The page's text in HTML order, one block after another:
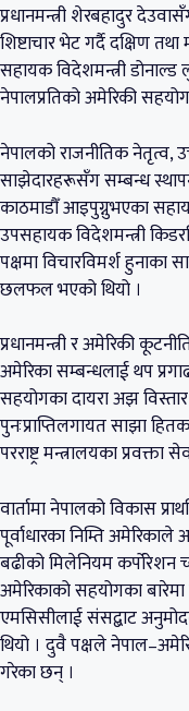
प्रधानमन्त्री शेरबहादुर
शिष्टाचार भेट गर्दै दक्षिण
सहायक विदेशमन्त्री
नेपालप्रतिको अमेरिकी
नेपालको राजनीतिक नेतृत्व,
साझेदारहरूसँग सम्बन्ध
काठमाडौँ आइपुग्नुभएका
उपसहायक विदेशमन्त्री
पक्षमा विचारविमर्श हुनाका
छलफल भएको थियो ।
प्रधानमन्त्री र अमेरिकी
अमेरिका सम्बन्धलाई थप
सहयोगका दायरा अझ
पुनःप्राप्तिलगायत साझा
परराष्ट्र मन्त्रालयका
वार्तामा नेपालको विकास
पूर्वाधारका निम्ति
बढीको मिलेनियम कर्पोरेशन
अमेरिकाको सहयोगका
एमसिसीलाई संसद्बाट
थियो । दुवै पक्षले
गरेका छन् ।